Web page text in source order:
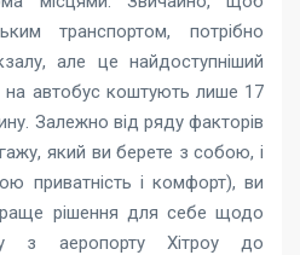
транспортом, потрібно
але це найдоступніший
на автобус коштують лише 17
Залежно від ряду факторів
який ви берете з собою, і
приватність і комфорт), ви
рішення для себе щодо
з аеропорту Хітроу до